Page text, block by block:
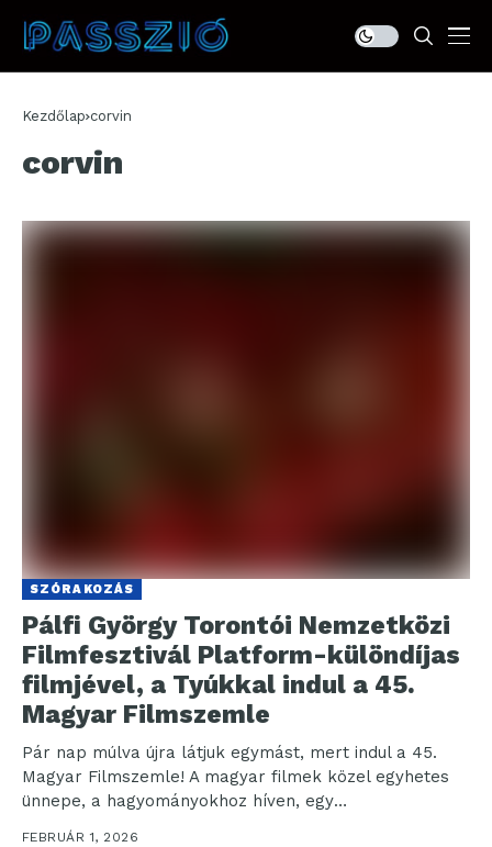
Kezdőlap corvin
corvin
SZÓRAKOZÁS
Pálfi György Torontói Nemzetközi
Filmfesztivál Platform-különdíjas
filmjével, a Tyúkkal indul a 45.
Magyar Filmszemle
Pár nap múlva újra látjuk egymást, mert indul a 45.
Magyar Filmszemle! A magyar filmek közel egyhetes
ünnepe, a hagyományokhoz híven, egy
filmpremierrel...
FEBRUÁR 1, 2026